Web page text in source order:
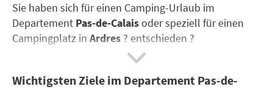
Sie haben sich für einen Camping-Urlaub im
Departement Pas-de-Calaisoder speziell für einen
Campingplatz in Ardres ? entschieden ?
zahlreiche Sport- und Freizeitangebote wie
Wichtigsten Ziele im Departement Pas-de-